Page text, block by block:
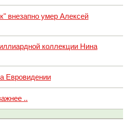
внезапно умер Алексей
коллекции Нина
Евровидении
..